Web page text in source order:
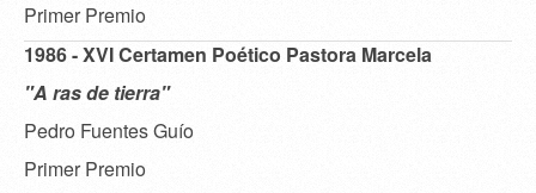
Primer Premio
1986 - XVI Certamen Poético Pastora Marcela
"A ras de tierra"
Pedro Fuentes Guío
Primer Premio